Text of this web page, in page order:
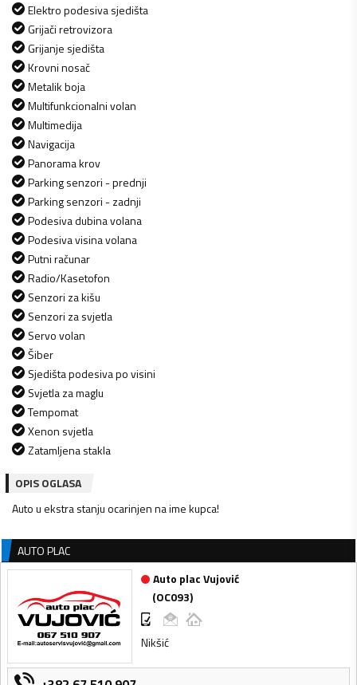
Elektro podesiva sjedišta
Grijači retrovizora
Grijanje sjedišta
Krovni nosač
Metalik boja
Multifunkcionalni volan
Multimedija
Navigacija
Panorama krov
Parking senzori - prednji
Parking senzori - zadnji
Podesiva dubina volana
Podesiva visina volana
Putni računar
Radio/Kasetofon
Senzori za kišu
Senzori za svjetla
Servo volan
Šiber
Sjedišta podesiva po visini
Svjetla za maglu
Tempomat
Xenon svjetla
Zatamljena stakla
OPIS OGLASA
Auto u ekstra stanju ocarinjen na ime kupca!
AUTO PLAC
Auto plac Vujović
(OC093)
Nikšić